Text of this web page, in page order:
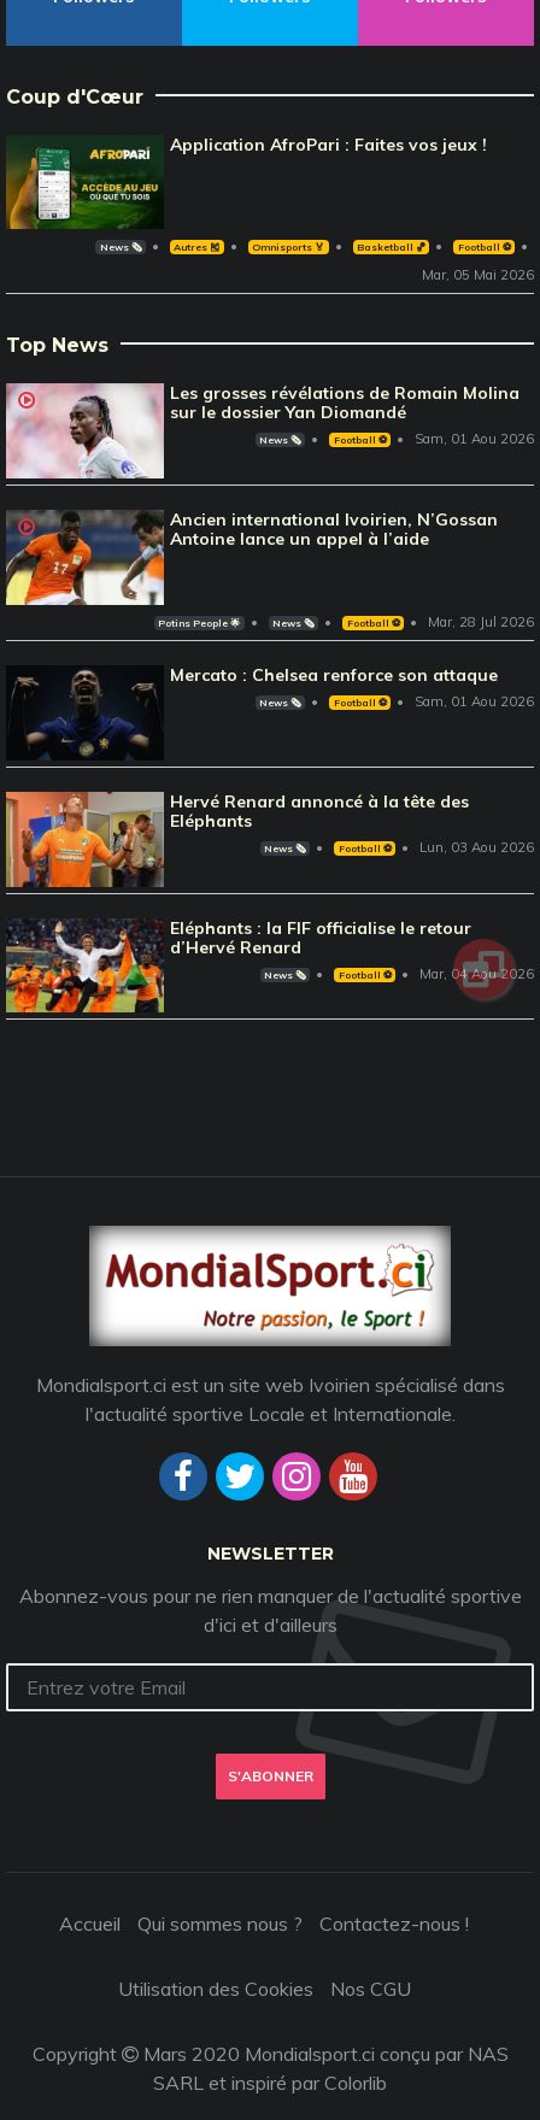
Coup d'Cœur
Application AfroPari : Faites vos jeux !
News 🗞️ Autres 🎽 Omnisports 🏅 Basketball 🏀 Football ⚽️
Mar, 05 Mai 2026
Top News
Les grosses révélations de Romain Molina
sur le dossier Yan Diomandé
News 🗞️ Football ⚽️ Sam, 01 Aou 2026
Ancien international Ivoirien, N’Gossan
Antoine lance un appel à l’aide
Potins People 🌟 News 🗞️ Football ⚽️ Mar, 28 Jul 2026
Mercato : Chelsea renforce son attaque
News 🗞️ Football ⚽️ Sam, 01 Aou 2026
Hervé Renard annoncé à la tête des
Eléphants
News 🗞️ Football ⚽️ Lun, 03 Aou 2026
Eléphants : la FIF officialise le retour
d’Hervé Renard
News 🗞️ Football ⚽️ Mar, 04 Aou 2026
Mondialsport.ci est un site web Ivoirien spécialisé dans
l'actualité sportive Locale et Internationale.
NEWSLETTER
Abonnez-vous pour ne rien manquer de l'actualité sportive
d'ici et d'ailleurs
S'ABONNER
Accueil Qui sommes nous ? Contactez-nous !
Utilisation des Cookies Nos CGU
Copyright
Mars 2020 Mondialsport.ci conçu par NAS
SARL et inspiré parColorlib